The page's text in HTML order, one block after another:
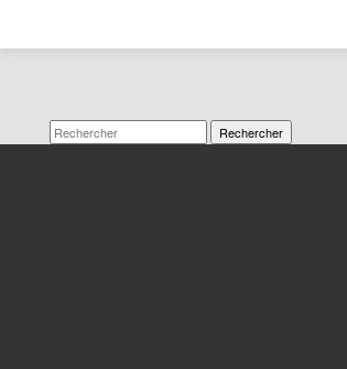
Rechercher